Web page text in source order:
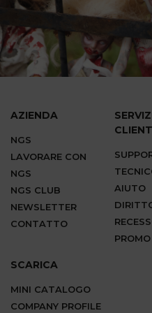
AZIENDA
NGS
LAVORARE CON
NGS
NGS CLUB
NEWSLETTER
CONTATTO
AIUTO
PROMO
SCARICA
MINI CATALOGO
COMPANY PROFILE